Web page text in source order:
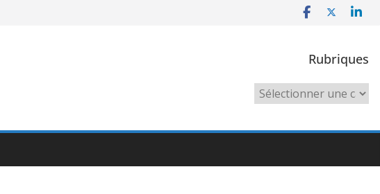
Rubriques
Rubriques